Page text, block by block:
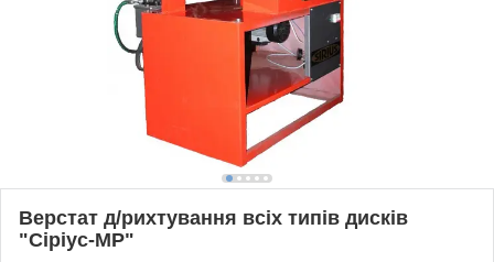
Верстат д/рихтування всіх типів дисків
"Сіріус-МР"